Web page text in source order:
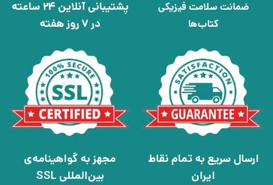
ضمانت سلامت فیزیکی
کتاب‌ها
پشتیبانی آنلاین 24 ساعته
در 7 روز هفته
ارسال سریع به تمام نقاط
ایران
مجهز به گواهینامه‌ی
بین‌المللی SSL